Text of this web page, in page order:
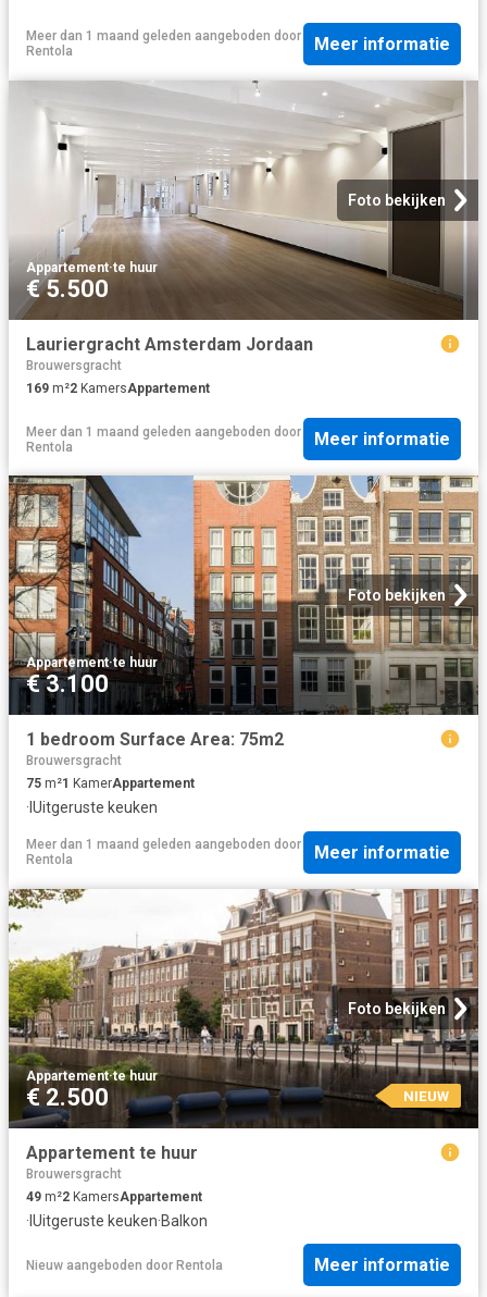
Meer dan 1 maand geleden aangeboden door
Rentola
Meer informatie
Foto bekijken
Appartement·te huur
€ 5.500
Lauriergracht Amsterdam Jordaan
Brouwersgracht
169 m²2 KamersAppartement
Meer dan 1 maand geleden aangeboden door
Rentola
Meer informatie
Foto bekijken
Appartement·te huur
€ 3.100
1 bedroom Surface Area: 75m2
Brouwersgracht
75 m²1 KamerAppartement
· IUitgeruste keuken
Meer dan 1 maand geleden aangeboden door
Rentola
Meer informatie
Foto bekijken
Appartement·te huur
€ 2.500 NIEUW
Appartement te huur
Brouwersgracht
49 m²2 KamersAppartement
· IUitgeruste keuken·Balkon
Nieuw aangeboden door Rentola Meer informatie